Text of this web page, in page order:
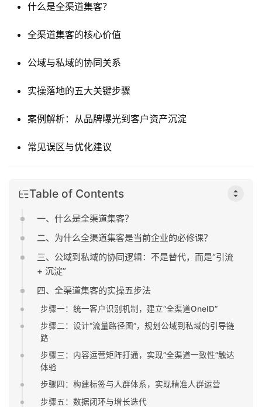
什么是全渠道集客？
全渠道集客的核心价值
公域与私域的协同关系
实操落地的五大关键步骤
案例解析：从品牌曝光到客户资产沉淀
常见误区与优化建议
Table of Contents
一、什么是全渠道集客？
二、为什么全渠道集客是当前企业的必修课？
三、公域到私域的协同逻辑：不是替代，而是“引流
+ 沉淀”
四、全渠道集客的实操五步法
步骤一：统一客户识别机制，建立“全渠道OneID”
步骤二：设计“流量路径图”，规划公域到私域的引导链
路
步骤三：内容运营矩阵打通，实现“全渠道一致性”触达
体验
步骤四：构建标签与人群体系，实现精准人群运营
步骤五：数据闭环与增长迭代